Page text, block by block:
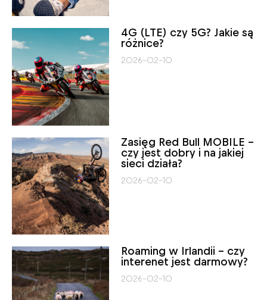
4G (LTE) czy 5G? Jakie są
różnice?
2026-02-10
Zasięg Red Bull MOBILE –
czy jest dobry i na jakiej
sieci działa?
2026-02-10
Roaming w Irlandii – czy
interenet jest darmowy?
2026-02-10